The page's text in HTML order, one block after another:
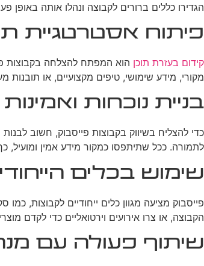
הגדירו כללים ברורים לקבוצה ונהלו אותה באופן
פיתוח אסטרטגיית
קידום בעזרת תוכן הוא המפתח להצלחה בקבוצות
מקורי, מידע שימושי, טיפים מקצועיים, או
בניית נוכחות ואמינות
כדי להצליח בשיווק בקבוצות פייסבוק, חשוב
לתמורה. ככל שתיתפסו כמקור מידע אמין
שימוש בכלים
פייסבוק מציעה מגוון כלים ייחודיים לקבוצות,
הקבוצה, או צרו אירועים וירטואליים כדי לקדם
שיתוף פעולה עם